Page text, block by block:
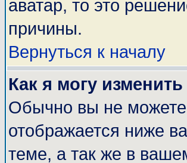
аватар, то это
причины.
Вернуться к началу
Как я могу
Обычно вы не можете
отображается ниже
теме, а так же в